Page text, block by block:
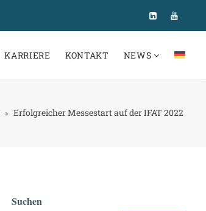
KARRIERE KONTAKT NEWS
Erfolgreicher Messestart auf der IFAT 2022
Suchen